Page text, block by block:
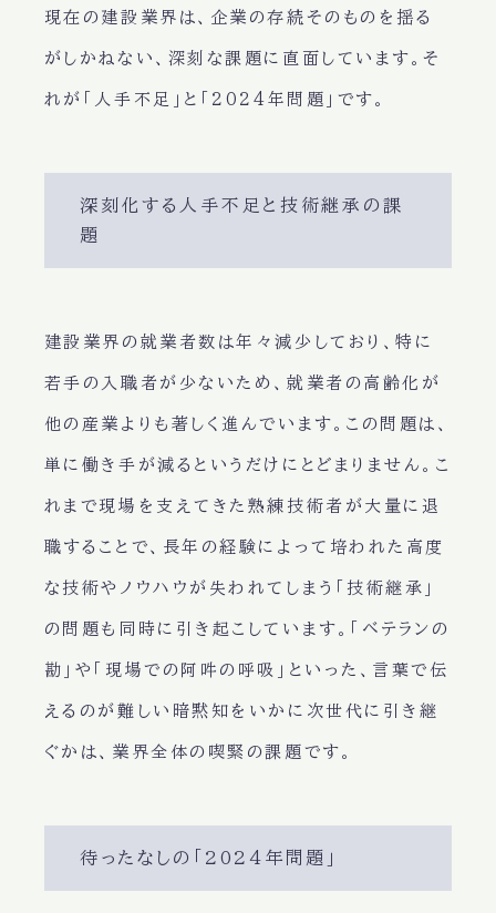
現在の建設業界は、企業の存続そのものを揺る
がしかねない、深刻な課題に直面しています。そ
れが「人手不足」と「2024年問題」です。
深刻化する人手不足と技術継承の課
題
建設業界の就業者数は年々減少しており、特に
若手の入職者が少ないため、就業者の高齢化が
他の産業よりも著しく進んでいます。この問題は、
単に働き手が減るというだけにとどまりません。こ
れまで現場を支えてきた熟練技術者が大量に退
職することで、長年の経験によって培われた高度
な技術やノウハウが失われてしまう「技術継承」
の問題も同時に引き起こしています。「ベテランの
勘」や「現場での阿吽の呼吸」といった、言葉で伝
えるのが難しい暗黙知をいかに次世代に引き継
ぐかは、業界全体の喫緊の課題です。
待ったなしの「2024年問題」